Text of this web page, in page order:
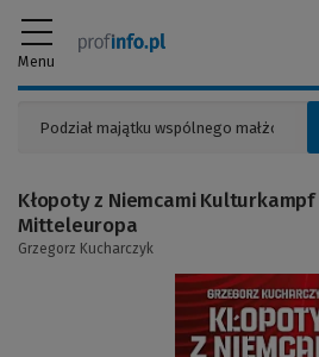
Menu
Kłopoty z Niemcami
Mitteleuropa
Grzegorz Kucharczyk